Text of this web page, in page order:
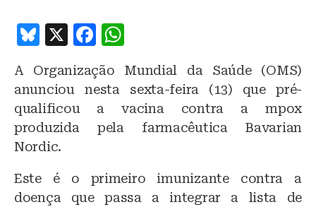
B
e
s
k
y
X
F
c
e
b
o
k
at
s
p
A Organização Mundial da Saúde (OMS)
anunciou nesta sexta-feira (13) que pré-
qualificou a vacina contra a mpox
produzida pela farmacêutica Bavarian
Nordic.
Este é o primeiro imunizante contra a
doença que passa a integrar a lista de